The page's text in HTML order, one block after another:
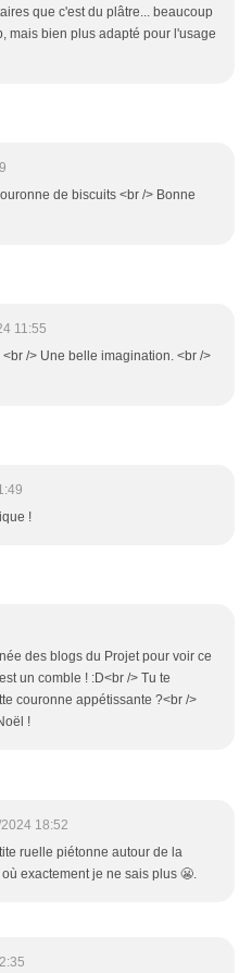
que c'est du plâtre... beaucoup
mais bien plus adapté pour l'usage
de biscuits <br /> Bonne
11:55
/> Une belle imagination. <br />
!
des blogs du Projet pour voir ce
un comble ! :D<br /> Tu te
couronne appétissante ?<br />
!
18:52
ruelle piétonne autour de la
exactement je ne sais plus 😬.